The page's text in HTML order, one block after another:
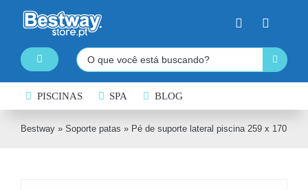
content
Toggle
PISCINAS DESMONTÁVEIS
SPA INSUFLÁVEL
Pesquisar
PISCINAS SPA BLOG
Bestway» Soporte patas » Pé de suporte lateral piscina 259 x 170 x